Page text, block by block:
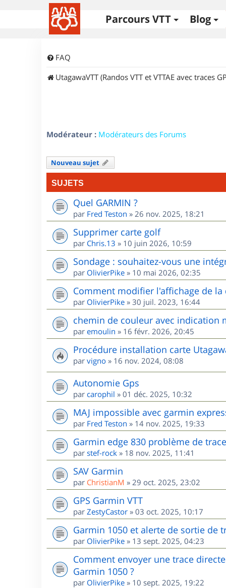
Parcours VTT Blog
FAQ
UtagawaVTT (Randos VTT et VTTAE avec traces
Modérateur : Modérateurs des Forums
Nouveau sujet
SUJETS
Quel GARMIN ?
par Fred Teston » 26 nov. 2025, 18:21
Supprimer carte golf
par Chris.13 » 10 juin 2026, 10:59
Sondage : souhaitez-vous une
par OlivierPike » 10 mai 2026, 02:35
Comment modifier l'affichage de
par OlivierPike » 30 juil. 2023, 16:44
chemin de couleur avec indication
par emoulin » 16 févr. 2026, 20:45
Procédure installation carte
par vigno » 16 nov. 2024, 08:08
Autonomie Gps
par carophil » 01 déc. 2025, 10:32
MAJ impossible avec garmin
par Fred Teston » 14 nov. 2025, 19:33
Garmin edge 830 problème de
par stef-rock » 18 nov. 2025, 11:41
SAV Garmin
par ChristianM » 29 oct. 2025, 23:02
GPS Garmin VTT
par ZestyCastor » 03 oct. 2025, 10:17
Garmin 1050 et alerte de sortie de
par OlivierPike » 13 sept. 2025, 04:23
Comment envoyer une trace
Garmin 1050 ?
par OlivierPike » 10 sept. 2025, 19:22